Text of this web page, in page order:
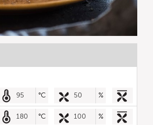
95 °C 50 %
180 °C 100 %